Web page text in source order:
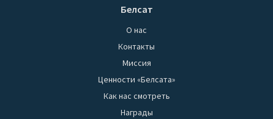
Белсат
О нас
Контакты
Миссия
Ценности «Белсата»
Как нас смотреть
Награды